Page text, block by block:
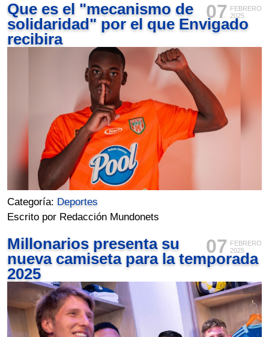
07 FEBRERO
2025
Que es el "mecanismo de
solidaridad" por el que Envigado
recibira
Categoría: Deportes
Escrito por Redacción Mundonets
07 FEBRERO
2025
Millonarios presenta su
nueva camiseta para la temporada
2025